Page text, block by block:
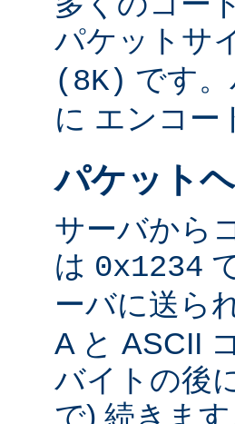
パケットサ
(8K) です
に エンコー
パケット
サーバから
は 0x1234
ーバに送ら
A と ASCII
バイトの後
で) 続きま